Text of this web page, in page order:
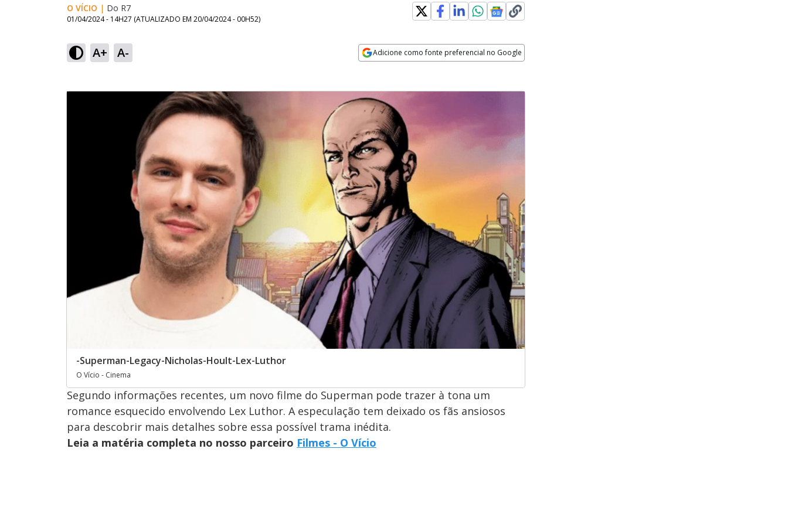
O VÍCIO | Do R7
01/04/2024 - 14H27 (ATUALIZADO EM 20/04/2024 - 00H52)
A+ A- Adicione como fonte preferencial no Google
-Superman-Legacy-Nicholas-Hoult-Lex-Luthor
O Vício - Cinema
Segundo informações recentes, um novo filme do Superman pode trazer à tona um
romance esquecido envolvendo Lex Luthor. A especulação tem deixado os fãs ansiosos
para descobrir mais detalhes sobre essa possível trama inédita.
Leia a matéria completa no nosso parceiro Filmes - O Vício